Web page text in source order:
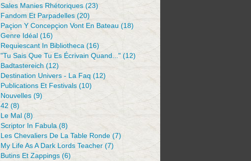
Sales Manies Rhétoriques (23)
Fandom Et Parpadelles (20)
Paçion Y Concepçion Vont En Bateau (18)
Genre Idéal (16)
Requiescant In Bibliotheca (16)
"tu Sais Que Tu Es Écrivain Quand..." (12)
Badtastereich (12)
Destination Univers - La Faq (12)
Publications Et Festivals (10)
Nouvelles (9)
42 (8)
Le Mal (8)
Scriptor In Fabula (8)
Les Chevaliers De La Table Ronde (7)
My Life As A Dark Lords Teacher (7)
Butins Et Zappings (6)